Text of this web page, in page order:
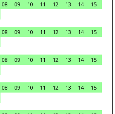
08 09 10 11 12 13 14
15
08 09 10 11 12 13 14
15
08 09 10 11 12 13 14
15
08 09 10 11 12 13 14
15